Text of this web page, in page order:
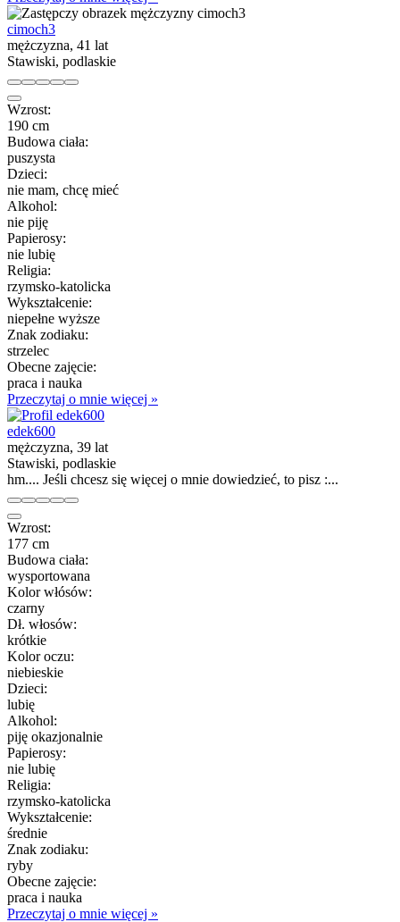
cimoch3
mężczyzna, 41 lat
Stawiski, podlaskie
Wzrost:
190 cm
Budowa ciała:
puszysta
Dzieci:
nie mam, chcę mieć
Alkohol:
nie piję
Papierosy:
nie lubię
Religia:
rzymsko-katolicka
Wykształcenie:
niepełne wyższe
Znak zodiaku:
strzelec
Obecne zajęcie:
praca i nauka
Przeczytaj o mnie więcej »
edek600
mężczyzna, 39 lat
Stawiski, podlaskie
hm.... Jeśli chcesz się więcej o mnie dowiedzieć, to pisz :...
Wzrost:
177 cm
Budowa ciała:
wysportowana
Kolor włósów:
czarny
Dł. włosów:
krótkie
Kolor oczu:
niebieskie
Dzieci:
lubię
Alkohol:
piję okazjonalnie
Papierosy:
nie lubię
Religia:
rzymsko-katolicka
Wykształcenie:
średnie
Znak zodiaku:
ryby
Obecne zajęcie:
praca i nauka
Przeczytaj o mnie więcej »